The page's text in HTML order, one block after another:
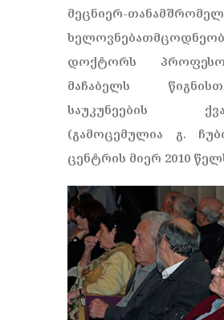
მეცნიერ-
დოქტორს
მაჩაბელს
საუკუნეების ქვა-
(გამოცემულია გ.
ცენტრის მიერ 2010